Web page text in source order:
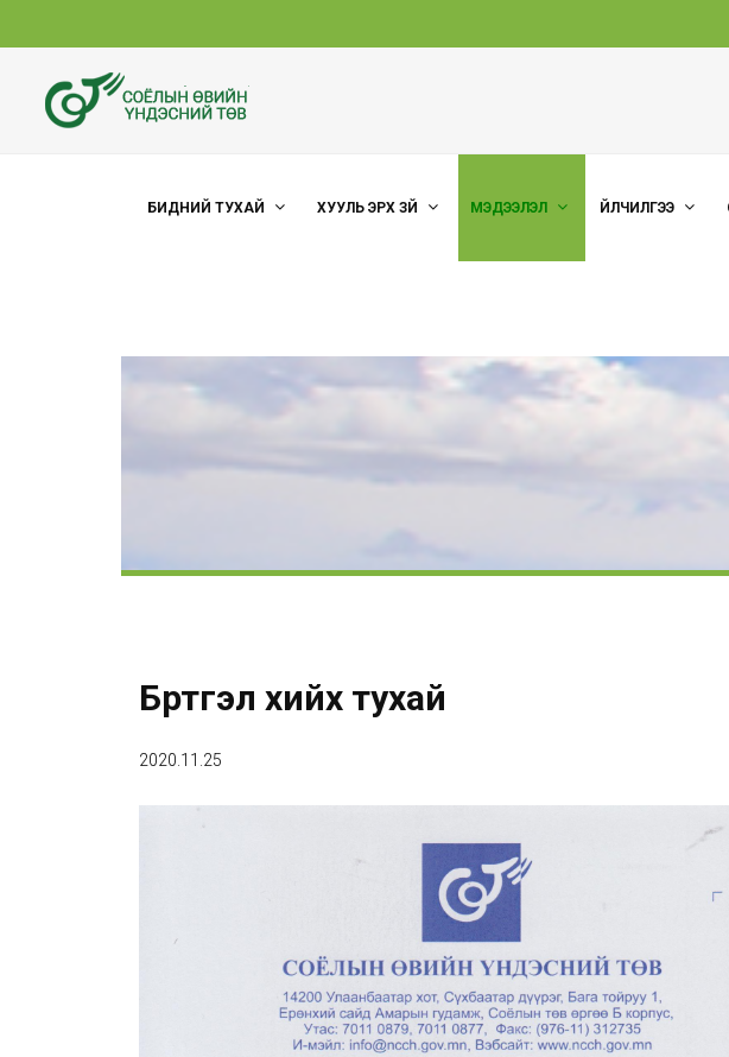
БИДНИЙ ТУХАЙ ХУУЛЬ ЭРХ ЗҮЙ МЭДЭЭЛЭЛ ҮЙЛЧИЛГЭЭ
Бүртгэл хийх тухай
2020.11.25